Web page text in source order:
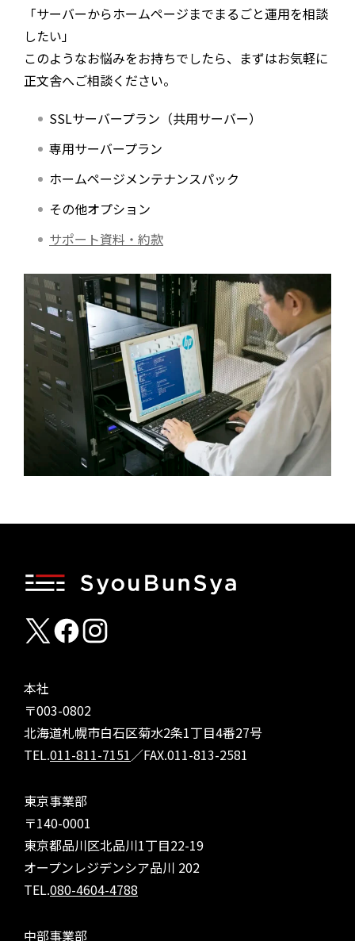
情報セキュリティ
コンプライアンス規定
特定商取引に基づく表記
サイトマップ
メールマガジン
「サーバーからホームページまでまるごと運用を相談
したい」
このようなお悩みをお持ちでしたら、まずはお気軽に
正文舎へご相談ください。
SSLサーバープラン（共用サーバー）
専用サーバープラン
ホームページメンテナンスパック
その他オプション
サポート資料・約款
本社
〒003-0802
北海道札幌市白石区菊水2条1丁目4番27号
TEL.011-811-7151／FAX.011-813-2581
東京事業部
〒140-0001
東京都品川区北品川1丁目22-19
オープンレジデンシア品川 202
TEL.080-4604-4788
中部事業部